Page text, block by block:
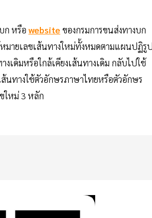
ก หรือ website ของกรมการขนส่งทางบก
มายเลขเส้นทางใหม่ทั้งหมดตามแผนปฏิรู
เดิมหรือใกล้เคียงเส้นทางเดิม กลับไปใช้
นทางใช้ตัวอักษรภาษาไทยหรือตัวอักษร
ใหม่ 3 หลัก